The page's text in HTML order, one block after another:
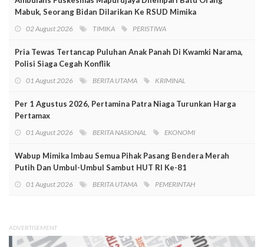
Mabuk, Seorang Bidan Dilarikan Ke RSUD Mimika
02 August 2026 TIMIKA PERISTIWA
Pria Tewas Tertancap Puluhan Anak Panah Di Kwamki Narama,
Polisi Siaga Cegah Konflik
01 August 2026 BERITA UTAMA KRIMINAL
Per 1 Agustus 2026, Pertamina Patra Niaga Turunkan Harga
Pertamax
01 August 2026 BERITA NASIONAL EKONOMI
Wabup Mimika Imbau Semua Pihak Pasang Bendera Merah
Putih Dan Umbul-Umbul Sambut HUT RI Ke-81
01 August 2026 BERITA UTAMA PEMERINTAH
ADVERTISEMENT